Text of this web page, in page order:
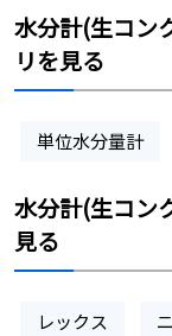
水分計(生コン
リを見る
単位水分量計
水分計(生コン
見る
レックス